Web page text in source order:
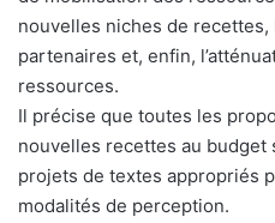
nouvelles niches de
partenaires et, enfin,
ressources.
Il précise que toutes les
nouvelles recettes au budget
projets de textes appropriés
modalités de perception.